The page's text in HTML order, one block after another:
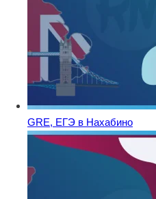
GRE, ЕГЭ в Нахабино